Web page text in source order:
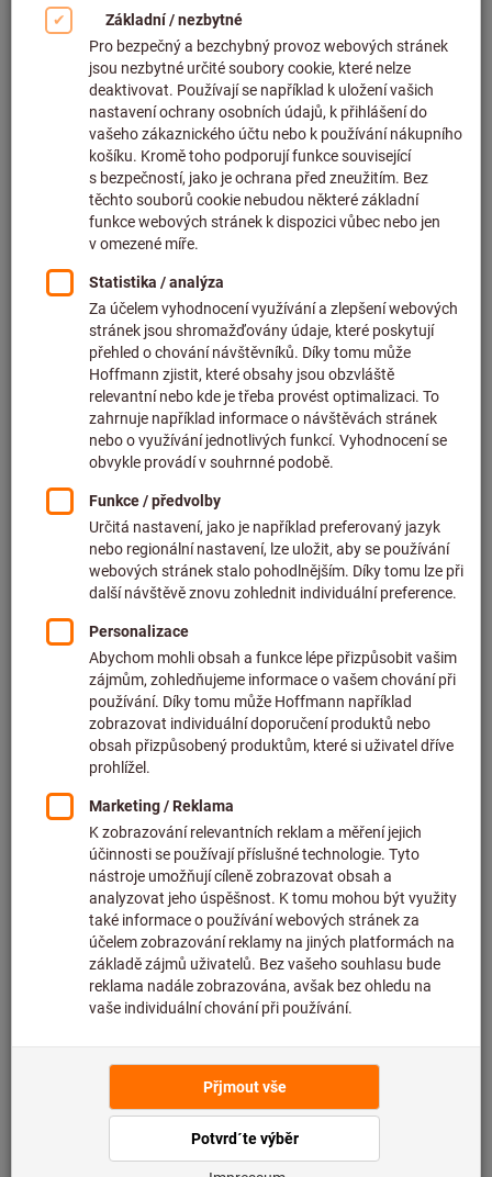
Kliknutím zvětšíte obrázek
Cena za 1 ks
bez DPH v platné výšiplus náklady na dopravu
Individuální ceny pro firemní zákazníky po
Předpokládaná doba dodání: 2–3 týdny
Upozorňujeme na prodlouženou dodací lhůtu a
omezené poradenství:
Tuto položku pro vás objednáváme přímo u výrobce,
protože není součástí našeho hlavního sortimentu, a
proto ji nemáme skladem.Informace
Přidat do seznamu přání Sdílet artikl
Údaje o výrobku